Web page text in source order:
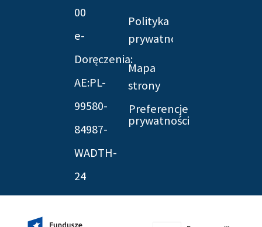
00
e-
Doręczenia:
AE:PL-
99580-
84987-
WADTH-
24
Polityka
prywatności
Mapa
strony
Preferencje
prywatności